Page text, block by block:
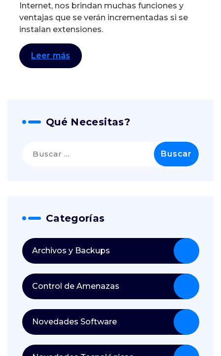
Internet, nos brindan muchas funciones y
ventajas que se verán incrementadas si se
instalan extensiones.
Leer más
Qué Necesitas?
Categorías
Archivos y Backups
Control de Amenazas
Novedades Software